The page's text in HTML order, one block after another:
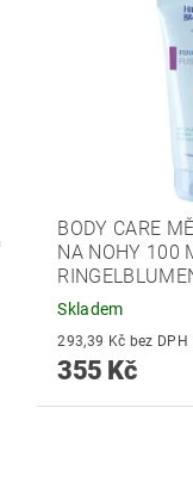
BODY CARE
NA NOHY 100
Skladem
293,39 Kč bez DPH
355 Kč